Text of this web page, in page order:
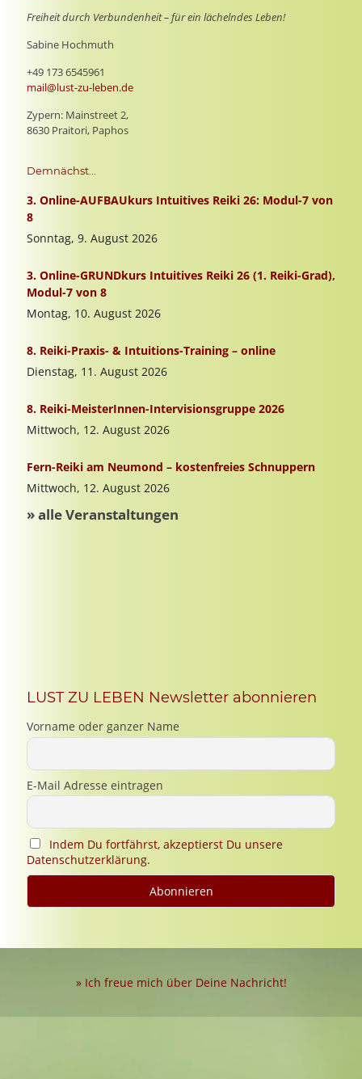
Freiheit durch Verbundenheit – für ein lächelndes Leben!
Sabine Hochmuth
+49 173 6545961
mail@lust-zu-leben.de
Zypern: Mainstreet 2,
8630 Praitori, Paphos
Demnächst...
LUST ZU LEBEN Newsletter abonnieren
Vorname oder ganzer Name
E-Mail Adresse eintragen
Indem Du fortfährst, akzeptierst Du unsere
Datenschutzerklärung.
» Ich freue mich über Deine Nachricht!